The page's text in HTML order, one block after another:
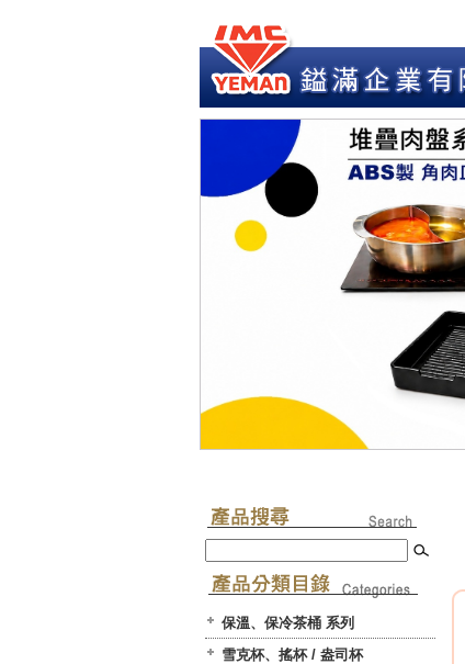
保溫、保冷茶桶 系列
雪克杯、搖杯 / 盎司杯